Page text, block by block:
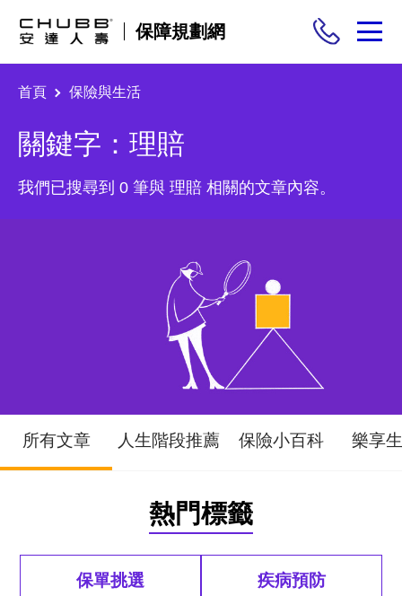
保障規劃網
保險商品
需求分析
首頁 保險與生活
關鍵字：理賠
我們已搜尋到 0 筆與 理賠 相關的文章內容。
所有文章 人生階段推薦 保險小百科 樂享
熱門標籤
保單挑選 疾病預防